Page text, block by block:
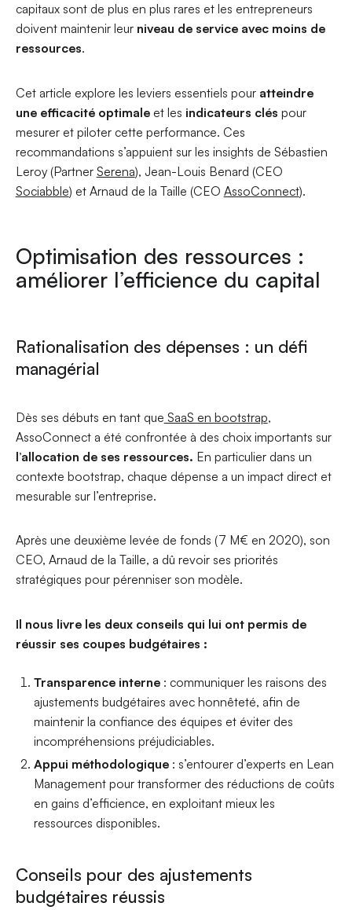
capitaux sont de plus en plus rares et les entrepreneurs
doivent maintenir leur niveau de service avec moins de
ressources.
Cet article explore les leviers essentiels pour atteindre
une efficacité optimaleet les indicateurs clés pour
mesurer et piloter cette performance. Ces
recommandations s’appuient sur les insights de Sébastien
Leroy (Partner Serena), Jean-Louis Benard (CEO
Sociabble) et Arnaud de la Taille (CEO AssoConnect).
Optimisation des ressources :
améliorer l’efficience du capital
Rationalisation des dépenses : un défi
managérial
Dès ses débuts en tant que SaaS en bootstrap,
AssoConnect a été confrontée à des choix importants sur
l’allocation de ses ressources. En particulier dans un
contexte bootstrap, chaque dépense a un impact direct et
mesurable sur l’entreprise.
Après une deuxième levée de fonds (7 M€ en 2020), son
CEO, Arnaud de la Taille, a dû revoir ses priorités
stratégiques pour pérenniser son modèle.
Il nous livre les deux conseils qui lui ont permis de
réussir ses coupes budgétaires :
Transparence interne : communiquer les raisons des
ajustements budgétaires avec honnêteté, afin de
maintenir la confiance des équipes et éviter des
incompréhensions préjudiciables.
Appui méthodologique : s’entourer d’experts en Lean
Management pour transformer des réductions de coûts
en gains d’efficience, en exploitant mieux les
ressources disponibles.
Conseils pour des ajustements
budgétaires réussis